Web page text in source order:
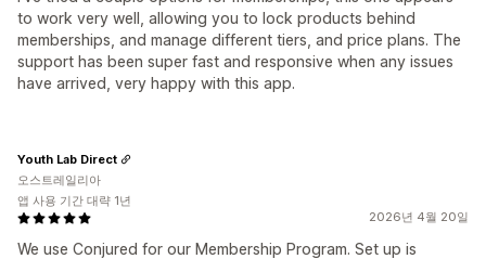
to work very well, allowing you to lock products behind
memberships, and manage different tiers, and price plans. The
support has been super fast and responsive when any issues
have arrived, very happy with this app.
2026년 4월 20일
We use Conjured for our Membership Program. Set up is
Youth Lab Direct
오스트레일리아
앱 사용 기간 대략 1년